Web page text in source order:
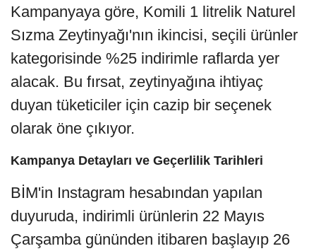
Kampanyaya göre, Komili 1 litrelik Naturel
Sızma Zeytinyağı'nın ikincisi, seçili ürünler
kategorisinde %25 indirimle raflarda yer
alacak. Bu fırsat, zeytinyağına ihtiyaç
duyan tüketiciler için cazip bir seçenek
olarak öne çıkıyor.
Kampanya Detayları ve Geçerlilik Tarihleri
BİM'in Instagram hesabından yapılan
duyuruda, indirimli ürünlerin 22 Mayıs
Çarşamba gününden itibaren başlayıp 26